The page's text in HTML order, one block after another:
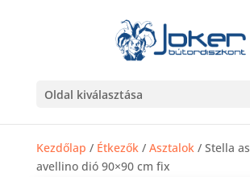
Oldal kiválasztása
Kezdőlap / Étkezők/ Asztalok/ Stella
avellino dió 90×90 cm fix